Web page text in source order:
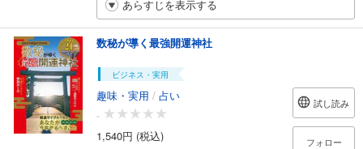
あらすじを表示する
数秘が導く最強開運神社
ビジネス・実用
趣味・実用 / 占い
-
1,540円 (税込)
試し読み
フォロー